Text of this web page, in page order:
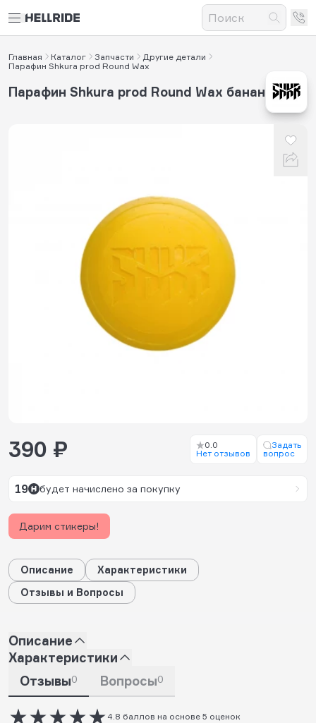
Главная Каталог Запчасти
Другие детали
Парафин Shkura prod Round Wax
Парафин Shkura prod Round Wax банан
390 ₽
0.0
Нет отзывов
Задать
вопрос
19 будет начислено за покупку
Дарим стикеры!
Описание
Характеристики
Отзывы и Вопросы
Описание
Характеристики
Отзывы0 Вопросы0
4.8 баллов на основе 5 оценок